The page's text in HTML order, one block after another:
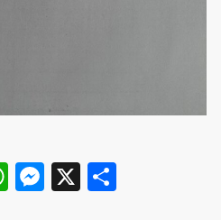
WhatsApp
Messenger
X